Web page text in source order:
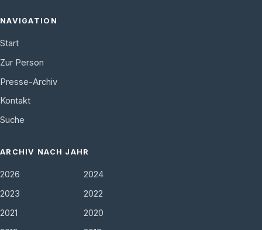
NAVIGATION
Start
Zur Person
Presse-Archiv
Kontakt
Suche
ARCHIV NACH JAHR
2026
2024
2023
2022
2021
2020